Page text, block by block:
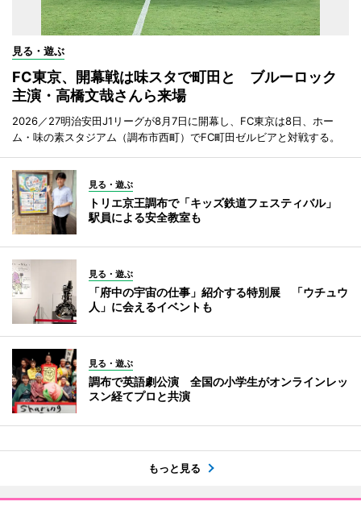
見る・遊ぶ
FC東京、開幕戦は味スタで町田と ブルーロック
主演・高橋文哉さんら来場
2026／27明治安田J1リーグが8月7日に開幕し、FC東京は8日、ホー
ム・味の素スタジアム（調布市西町）でFC町田ゼルビアと対戦する。
見る・遊ぶ
トリエ京王調布で「キッズ鉄道フェスティバル」
駅員による安全教室も
見る・遊ぶ
「府中の宇宙の仕事」紹介する特別展 「ウチュウ
人」に会えるイベントも
見る・遊ぶ
調布で英語劇公演 全国の小学生がオンラインレッ
スン経てプロと共演
もっと見る